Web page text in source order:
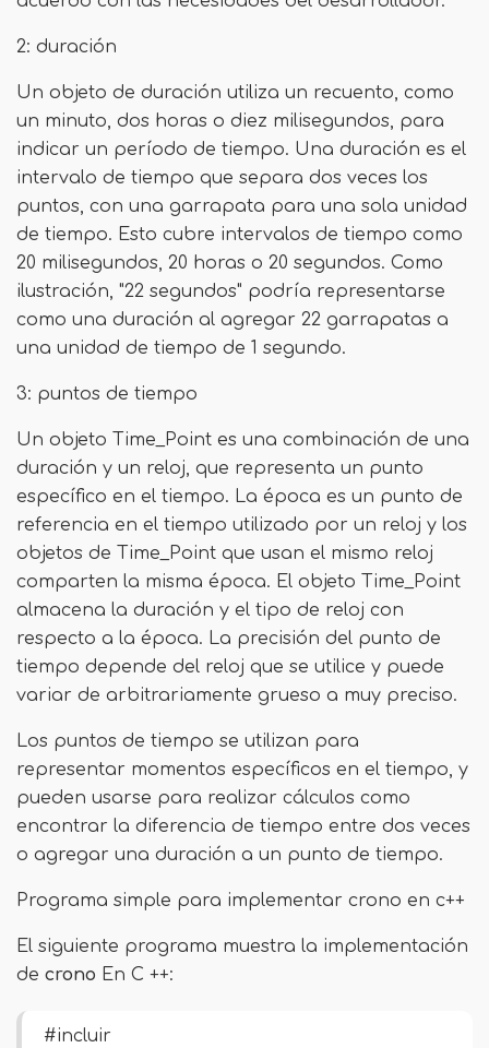
2: duración
Un objeto de duración utiliza un recuento, como
un minuto, dos horas o diez milisegundos, para
indicar un período de tiempo. Una duración es el
intervalo de tiempo que separa dos veces los
puntos, con una garrapata para una sola unidad
de tiempo. Esto cubre intervalos de tiempo como
20 milisegundos, 20 horas o 20 segundos. Como
ilustración, "22 segundos" podría representarse
como una duración al agregar 22 garrapatas a
una unidad de tiempo de 1 segundo.
3: puntos de tiempo
Un objeto Time_Point es una combinación de una
duración y un reloj, que representa un punto
específico en el tiempo. La época es un punto de
referencia en el tiempo utilizado por un reloj y los
objetos de Time_Point que usan el mismo reloj
comparten la misma época. El objeto Time_Point
almacena la duración y el tipo de reloj con
respecto a la época. La precisión del punto de
tiempo depende del reloj que se utilice y puede
variar de arbitrariamente grueso a muy preciso.
Los puntos de tiempo se utilizan para
representar momentos específicos en el tiempo, y
pueden usarse para realizar cálculos como
encontrar la diferencia de tiempo entre dos veces
o agregar una duración a un punto de tiempo.
Programa simple para implementar crono en c++
El siguiente programa muestra la implementación
de crono En C ++:
#incluir